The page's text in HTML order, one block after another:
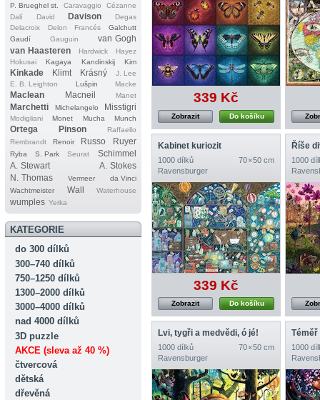
P. Brueghel st.
Caravaggio
Cézanne
Dalí
David Davison
Degas
Delacroix
Delon Francés
Galchutt
Gaudí
Gauguin
van Gogh
van Haasteren
Hardwick
Hayez
Hokusai
Kagaya Kandinskij Kim
Kinkade Klimt Krásný
J. Lee
E. B. Leighton
Lušpin Macke
Maclean Macneil Manet
Marchetti Michelangelo Misstigri
Modigliani Monet Mucha Munch
Ortega Pinson
Raffaello
Rembrandt
Renoir Russo Ruyer
Ryba S. Park Seurat
Schimmel
A. Stewart
A. Stokes
N. Thomas
Vermeer
da Vinci
Wachtmeister
Wall Waterhouse
wumples Yerka
KATEGORIE
do 300 dílků
300–740 dílků
750–1250 dílků
1300–2000 dílků
3000–4000 dílků
nad 4000 dílků
3D puzzle
AKCE (sleva až 40 %)
čtvercová
dětská
dřevěná
339 Kč
Do košíku
Zobrazit
Kabinet kuriozit
1000 dílků
70 × 50 cm
Ravensburger
339 Kč
Do košíku
Zobrazit
Říše
1000
Lvi, tygři a medvědi, ó jé!
1000 dílků
70 × 50 cm
Ravensburger
1000